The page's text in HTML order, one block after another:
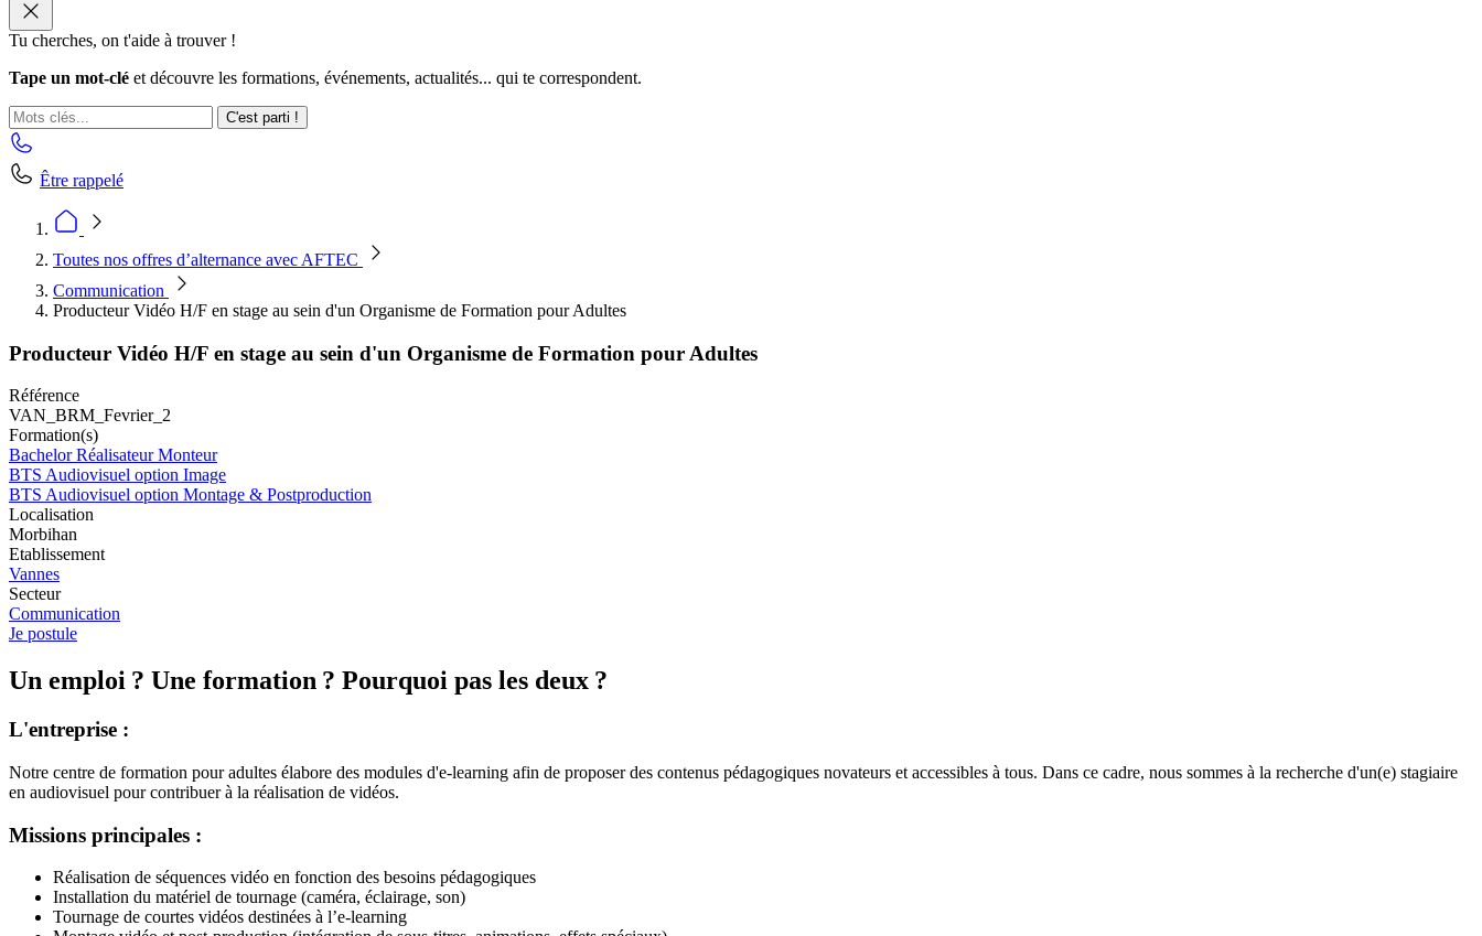
Tu cherches, on t'aide à trouver !
Tape un mot-clé et découvre les formations, événements, actualités... qui te correspondent.
C'est parti !
Être rappelé
Toutes nos offres d’alternance avec AFTEC
Communication
Producteur Vidéo H/F en stage au sein d'un Organisme de Formation pour Adultes
Producteur Vidéo H/F en stage au sein d'un Organisme de Formation pour Adultes
Référence
VAN_BRM_Fevrier_2
Formation(s)
Bachelor Réalisateur Monteur
BTS Audiovisuel option Image
BTS Audiovisuel option Montage & Postproduction
Localisation
Morbihan
Etablissement
Vannes
Secteur
Communication
Je postule
Un emploi ? Une formation ? Pourquoi pas les deux ?
L'entreprise :
Notre centre de formation pour adultes élabore des modules d'e-learning afin de proposer des contenus pédagogiques novateurs et accessibles à tous. Dans ce cadre, nous sommes à la recherche d'un(e) stagiaire
en audiovisuel pour contribuer à la réalisation de vidéos.
Missions principales :
Réalisation de séquences vidéo en fonction des besoins pédagogiques
Installation du matériel de tournage (caméra, éclairage, son)
Tournage de courtes vidéos destinées à l’e-learning